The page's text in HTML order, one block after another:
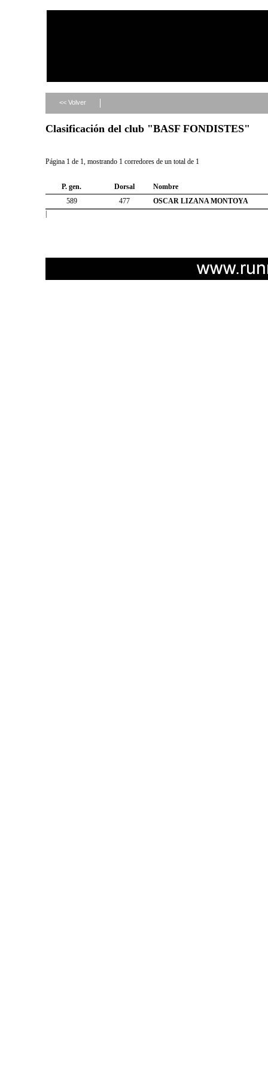
<< Volver
Clasificación del club "BASF FONDISTES"
Página 1 de 1, mostrando 1 corredores de un total de 1
P. gen. Dorsal
Nombre
589
477
OSCAR LIZANA MONTOYA
|